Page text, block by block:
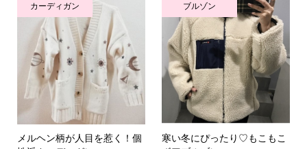
カーディガン
メルヘン柄が人目を惹く！個
ブルゾン
寒い冬にぴったり♡もこもこ